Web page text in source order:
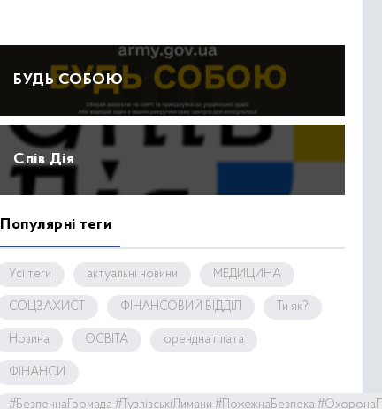
БУДЬ СОБОЮ
Спів Дія
Популярні теги
Усі теги актуальні новини МЕДИЦИНА
СОЦЗАХИСТ ФІНАНСОВИЙ ВІДДІЛ Ти як?
Новина ОСВІТА орендна плата
ФІНАНСИ
#БезпечнаГромада #ТузлівськіЛимани #ПожежнаБезпека